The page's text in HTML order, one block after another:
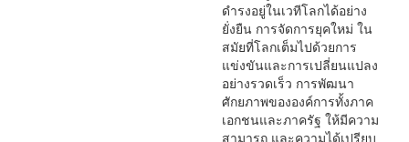
ดำรงอยู่ในเวทีโลกได้อย่าง
ยั่งยืน การจัดการยุคใหม่ ใน
สมัยที่โลกเต็มไปด้วยการ
แข่งขันและการเปลี่ยนแปลง
อย่างรวดเร็ว การพัฒนา
ศักยภาพขององค์การทั้งภาค
เอกชนและภาครัฐ ให้มีความ
สามารถ และความได้เปรียบ